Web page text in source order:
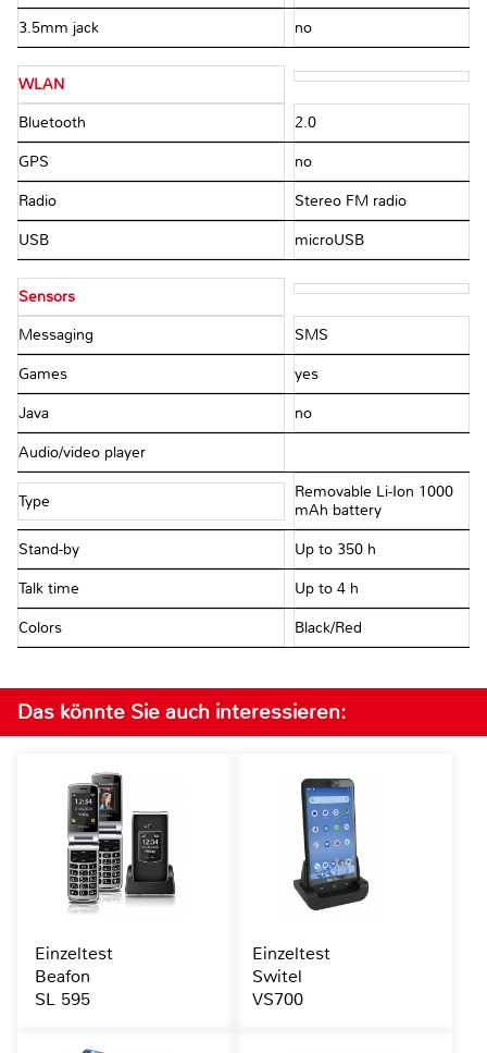
3.5mm jack no
WLAN
Bluetooth 2.0
GPS no
Radio Stereo FM radio
USB microUSB
Sensors
Messaging SMS
Games yes
Java no
Audio/video player
Type
Removable Li-Ion 1000
mAh battery
Stand-by Up to 350 h
Talk time Up to 4 h
Colors Black/Red
Das könnte Sie auch interessieren:
Einzeltest
Beafon
SL 595
Einzeltest
Switel
VS700